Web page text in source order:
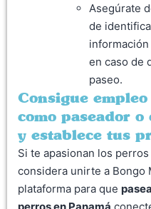
Asegúrate
de
en caso de
paseo.
Consigue
como paseador
y establece tus
Si te apasionan los
considera unirte a Bongo
plataforma para que